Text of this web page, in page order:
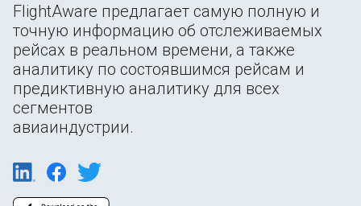
FlightAware предлагает самую полную и
точную информацию об отслеживаемых
рейсах в реальном времени, а также
аналитику по состоявшимся рейсам и
предиктивную аналитику для всех
сегментов
авиаиндустрии.